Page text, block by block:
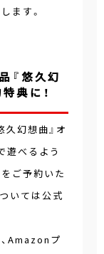
ます。
『悠久幻
典に！
久幻想曲』オ
べるよう
ご予約いた
いては公式
Amazonプ